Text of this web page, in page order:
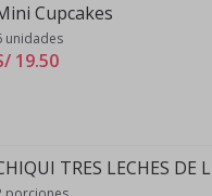
Cupcakes
unidades
19.50
TRES LECHES DE